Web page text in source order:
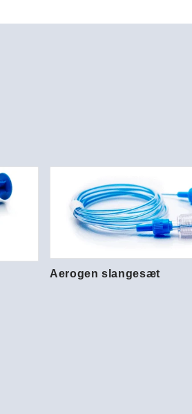
Aerogen slangesæt